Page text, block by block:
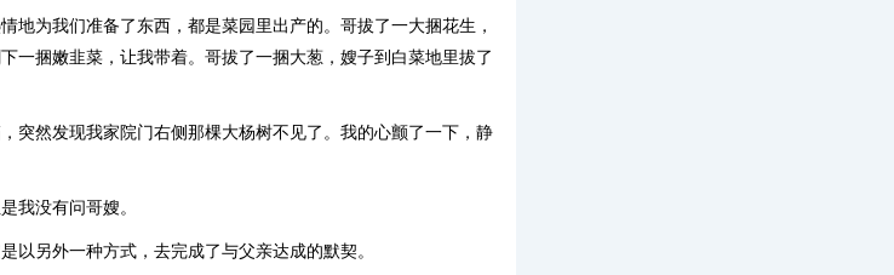
地为我们准备了东西，都是菜园里出产的。哥拔了一大捆花生，
一捆嫩韭菜，让我带着。哥拔了一捆大葱，嫂子到白菜地里拔了
突然发现我家院门右侧那棵大杨树不见了。我的心颤了一下，静
我没有问哥嫂。
以另外一种方式，去完成了与父亲达成的默契。